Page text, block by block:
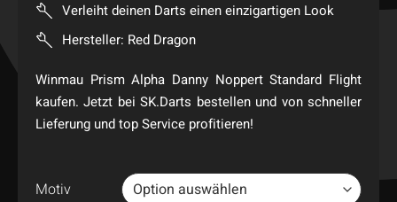
Verleiht deinen Darts einen einzigartigen Look
Hersteller: Red Dragon
Winmau Prism Alpha Danny Noppert Standard Flight
kaufen. Jetzt bei SK.Darts bestellen und von schneller
Lieferung und top Service profitieren!
Motiv